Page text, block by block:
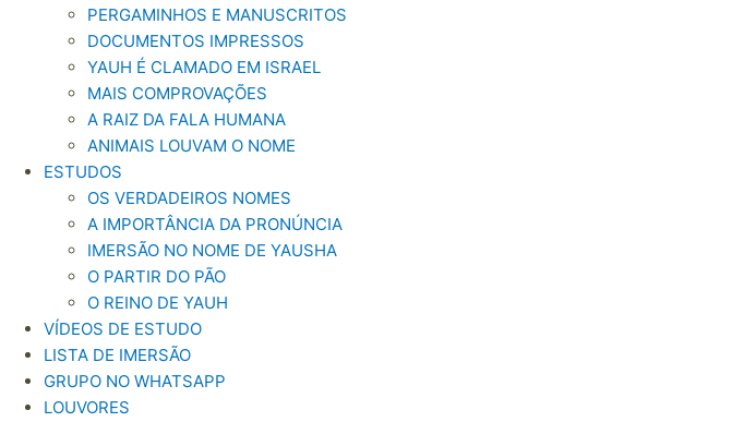
PERGAMINHOS E MANUSCRITOS
DOCUMENTOS IMPRESSOS
YAUH É CLAMADO EM ISRAEL
MAIS COMPROVAÇÕES
A RAIZ DA FALA HUMANA
ANIMAIS LOUVAM O NOME
ESTUDOS
OS VERDADEIROS NOMES
A IMPORTÂNCIA DA PRONÚNCIA
IMERSÃO NO NOME DE YAUSHA
O PARTIR DO PÃO
O REINO DE YAUH
VÍDEOS DE ESTUDO
LISTA DE IMERSÃO
GRUPO NO WHATSAPP
LOUVORES